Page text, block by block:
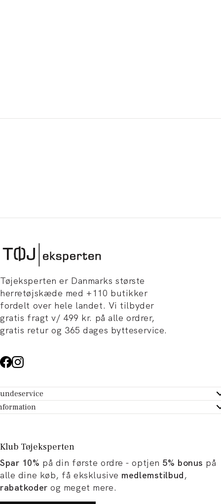
Tøjeksperten er Danmarks største
herretøjskæde med +110 butikker
fordelt over hele landet. Vi tilbyder
gratis fragt v/ 499 kr. på alle ordrer,
gratis retur og 365 dages bytteservice.
- Hjælpecenter
dit køb
Tøjeksperten
og artikler
og karriere
Klub Tøjeksperten
Spar 10% på din første ordre - optjen 5% bonus på
alle dine køb, få eksklusive medlemstilbud,
rabatkoder og meget mere.